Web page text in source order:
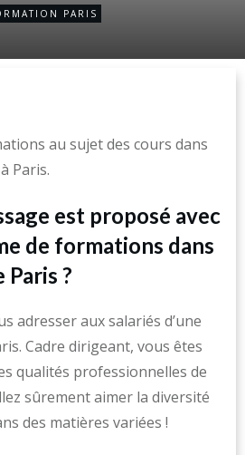
PARIS
au sujet des cours dans
Paris.
est proposé avec
de formations dans
Paris ?
adresser aux salariés d’une
Cadre dirigeant, vous êtes
qualités professionnelles de
sûrement aimer la diversité
des matières variées !